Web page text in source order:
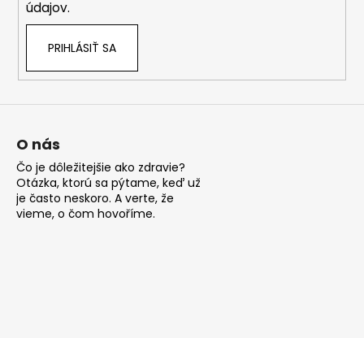
ý
p
u
údajov.
PRIHLÁSIŤ SA
O nás
Čo je dôležitejšie ako zdravie?
Otázka, ktorú sa pýtame, keď už
je často neskoro. A verte, že
vieme, o čom hovoříme.